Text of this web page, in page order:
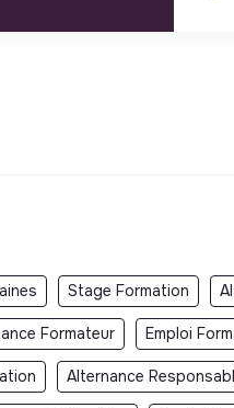
Stage Formation
Formateur Emploi
Alternance